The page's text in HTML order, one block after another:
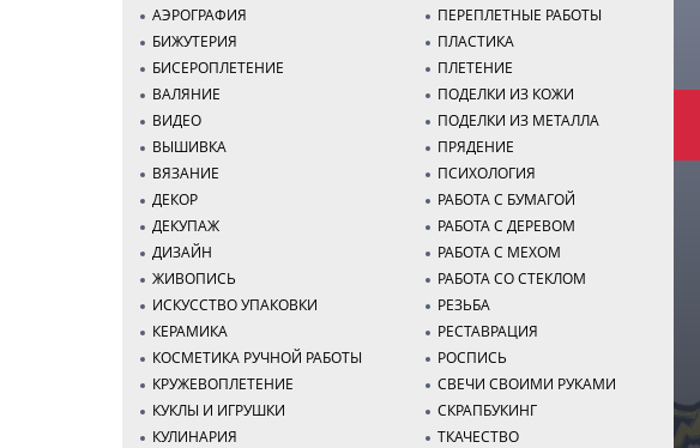
АЭРОГРАФИЯ
БИЖУТЕРИЯ
БИСЕРОПЛЕТЕНИЕ
ВАЛЯНИЕ
ВИДЕО
ВЫШИВКА
ВЯЗАНИЕ
ДЕКОР
ДЕКУПАЖ
ДИЗАЙН
ЖИВОПИСЬ
ИСКУССТВО УПАКОВКИ
КЕРАМИКА
КОСМЕТИКА РУЧНОЙ РАБОТЫ
КРУЖЕВОПЛЕТЕНИЕ
КУКЛЫ И ИГРУШКИ
КУЛИНАРИЯ
ПЕРЕПЛЕТНЫЕ РАБОТЫ
ПЛАСТИКА
ПЛЕТЕНИЕ
ПОДЕЛКИ ИЗ КОЖИ
ПОДЕЛКИ ИЗ МЕТАЛЛА
ПРЯДЕНИЕ
ПСИХОЛОГИЯ
РАБОТА С БУМАГОЙ
РАБОТА С ДЕРЕВОМ
РАБОТА С МЕХОМ
РАБОТА СО СТЕКЛОМ
РЕЗЬБА
РЕСТАВРАЦИЯ
РОСПИСЬ
СВЕЧИ СВОИМИ РУКАМИ
СКРАПБУКИНГ
ТКАЧЕСТВО